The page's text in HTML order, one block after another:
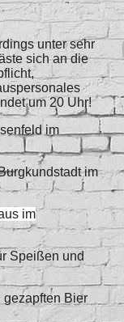
unter sehr
sich an die
um 20 Uhr!
im
im
im
Speißen und
gezapften Bier